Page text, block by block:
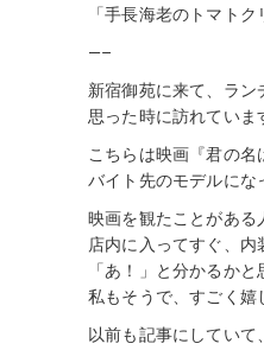
「手長海老のトマトク
—–
新宿御苑に来て、ラン
思った時に訪れていま
こちらは映画『君の名
バイト先のモデルにな
映画を観たことがある
店内に入ってすぐ、内
「あ！」と分かるかと
私もそうで、すごく嬉
以前も記事にしていて、